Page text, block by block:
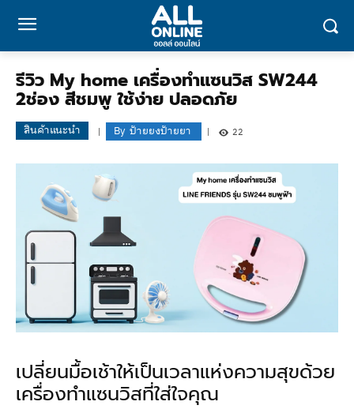
รีวิว My home เครื่องทำแซนวิส SW244
2ช่อง สีชมพู ใช้ง่าย ปลอดภัย
สินค้าแนะนำ By ป้ายยงป้ายยา 22
เปลี่ยนมื้อเช้าให้เป็นเวลาแห่งความสุขด้วย
เครื่องทำแซนวิสที่ใส่ใจคุณ